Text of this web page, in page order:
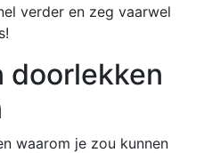
verder en zeg vaarwel
doorlekken
waarom je zou kunnen